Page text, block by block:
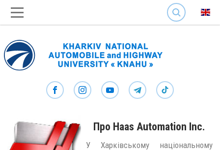
SEARCH
Про Haas Automation Inc.
У Харківському національному